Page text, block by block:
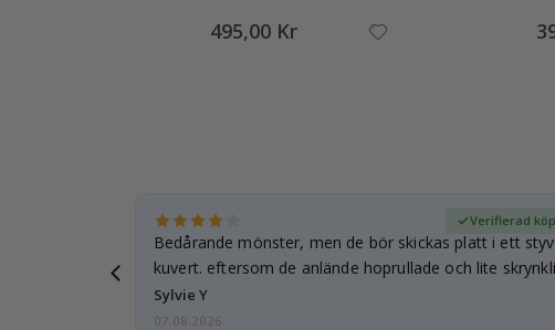
495,00 Kr
Bedårande mönster, men de bör skickas platt i ett
kuvert. eftersom de anlände hoprullade och lite
…
Sylvie Y
Verifierad
07.08.2026